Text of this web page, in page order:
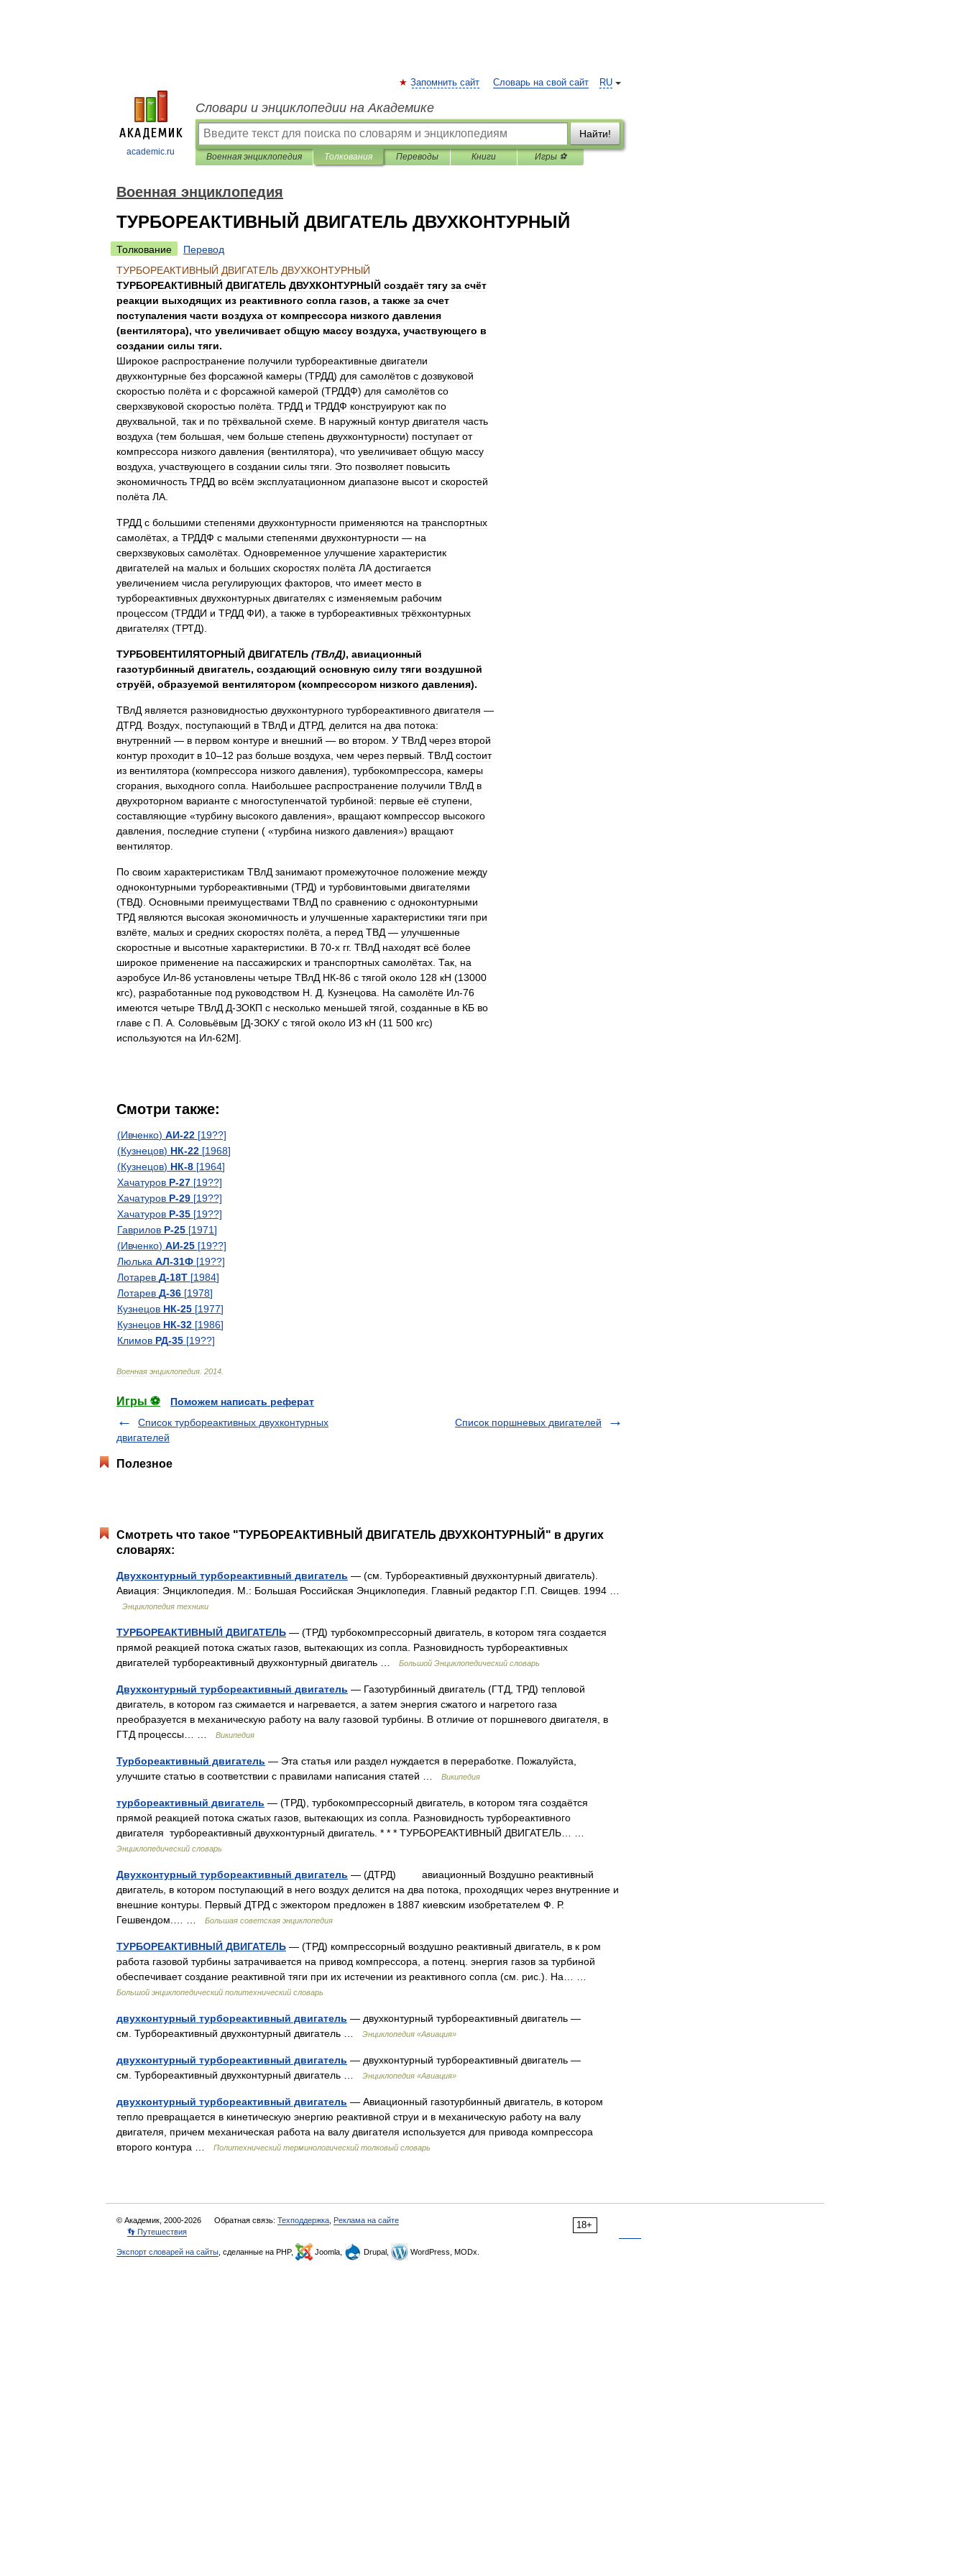
academic.ru
RU
Запомнить сайт Словарь на свой сайт
Словари и энциклопедии на Академике
Найти!
Военная энциклопедия Толкования Переводы Книги Игры ⚽
Военная энциклопедия
ТУРБОРЕАКТИВНЫЙ ДВИГАТЕЛЬ ДВУХКОНТУРНЫЙ
Толкование
Перевод
ТУРБОРЕАКТИВНЫЙ ДВИГАТЕЛЬ ДВУХКОНТУРНЫЙ
ТУРБОРЕАКТИВНЫЙ ДВИГАТЕЛЬ ДВУХКОНТУРНЫЙ создаёт тягу за счёт
реакции выходящих из реактивного сопла газов, а также за счет
поступаления части воздуха от компрессора низкого давления
(вентилятора), что увеличивает общую массу воздуха, участвующего в
создании силы тяги.
Широкое распространение получили турбореактивные двигатели
двухконтурные без форсажной камеры (ТРДД) для самолётов с дозвуковой
скоростью полёта и с форсажной камерой (ТРДДФ) для самолётов со
сверхзвуковой скоростью полёта ТРДД и ТРДДФ конструируют как по
двухвальной так и по трёхвальной схеме В наружный контур двигателя часть
воздуха (тем большая чем больше степень двухконтурности) поступает от
компрессора низкого давления (вентилятора), что увеличивает общую массу
воздуха участвующего в создании силы тяги Это позволяет повысить
экономичность ТРДД во всём эксплуатационном диапазоне высот и скоростей
полёта ЛА
ТРДД с большими степенями двухконтурности применяются на транспортных
самолётах а ТРДДФ с малыми степенями двухконтурности — на
сверхзвуковых самолётах Одновременное улучшение характеристик
двигателей на малых и больших скоростях полёта ЛА достигается
увеличением числа регулирующих факторов что имеет место в
турбореактивных двухконтурных двигателях с изменяемым рабочим
процессом (ТРДДИ и ТРДД ФИ), а также в турбореактивных трёхконтурных
двигателях (ТРТД).
ТУРБОВЕНТИЛЯТОРНЫЙ ДВИГАТЕЛЬ (ТВлД), авиационный
газотурбинный двигатель, создающий основную силу тяги воздушной
струёй, образуемой вентилятором (компрессором низкого давления).
ТВлД является разновидностью двухконтурного турбореактивного двигателя —
ДТРД Воздух поступающий в ТВлД и ДТРД делится на два потока:
внутренний — в первом контуре и внешний — во втором У ТВлД через второй
контур проходит в 10–12 раз больше воздуха чем через первый ТВлД состоит
из вентилятора (компрессора низкого давления), турбокомпрессора
камеры
сгорания
выходного сопла Наибольшее распространение получили ТВлД в
двухроторном варианте с многоступенчатой турбиной: первые её ступени
составляющие «турбину высокого давления», вращают компрессор высокого
давления
последние ступени ( «турбина низкого давления») вращают
вентилятор
По своим характеристикам ТВлД занимают промежуточное положение между
одноконтурными турбореактивными (ТРД) и турбовинтовыми двигателями
(ТВД). Основными преимуществами ТВлД по сравнению с одноконтурными
ТРД являются высокая экономичность и улучшенные характеристики тяги при
взлёте малых и средних скоростях полёта а перед ТВД — улучшенные
скоростные и высотные характеристики В 70-х гг. ТВлД находят всё более
широкое применение на пассажирских и транспортных самолётах Так на
аэробусе Ил-86 установлены четыре ТВлД НК-86 с тягой около 128 кН (13000
кгс), разработанные под руководством Н Д Кузнецова На самолёте Ил-76
имеются четыре ТВлД Д-ЗОКП с несколько меньшей тягой созданные в КБ во
главе с П А Соловьёвым [Д-ЗОКУ с тягой около ИЗ кН (11 500 кгс)
используются на Ил-62М].
Смотри также:
(Ивченко) АИ-22 [19??]
(Кузнецов) НК-22 [1968]
(Кузнецов) НК-8 [1964]
Хачатуров Р-27 [19??]
Хачатуров Р-29 [19??]
Хачатуров Р-35 [19??]
Гаврилов Р-25 [1971]
(Ивченко) АИ-25 [19??]
Люлька АЛ-31Ф [19??]
Лотарев Д-18Т [1984]
Лотарев Д-36 [1978]
Кузнецов НК-25 [1977]
Кузнецов НК-32 [1986]
Климов РД-35 [19??]
Военная энциклопедия 2014
Игры ⚽
Поможем написать реферат
Список турбореактивных двухконтурных
двигателей
Список поршневых двигателей
Полезное
Смотреть что такое "ТУРБОРЕАКТИВНЫЙ ДВИГАТЕЛЬ ДВУХКОНТУРНЫЙ" в других
словарях:
Двухконтурный турбореактивный двигатель — (см. Турбореактивный двухконтурный двигатель).
Авиация: Энциклопедия. М.: Большая Российская Энциклопедия. Главный редактор Г.П. Свищев. 1994 …
Энциклопедия техники
ТУРБОРЕАКТИВНЫЙ ДВИГАТЕЛЬ — (ТРД) турбокомпрессорный двигатель, в котором тяга создается
прямой реакцией потока сжатых газов, вытекающих из сопла. Разновидность турбореактивных
двигателей турбореактивный двухконтурный двигатель …
Большой Энциклопедический словарь
Двухконтурный турбореактивный двигатель — Газотурбинный двигатель (ГТД, ТРД) тепловой
двигатель, в котором газ сжимается и нагревается, а затем энергия сжатого и нагретого газа
преобразуется в механическую работу на валу газовой турбины. В отличие от поршневого двигателя, в
ГТД процессы… …
Википедия
Турбореактивный двигатель — Эта статья или раздел нуждается в переработке. Пожалуйста,
улучшите статью в соответствии с правилами написания статей …
Википедия
турбореактивный двигатель — (ТРД), турбокомпрессорный двигатель, в котором тяга создаётся
прямой реакцией потока сжатых газов, вытекающих из сопла. Разновидность турбореактивного
двигателя турбореактивный двухконтурный двигатель. * * * ТУРБОРЕАКТИВНЫЙ ДВИГАТЕЛЬ… …
Энциклопедический словарь
Двухконтурный турбореактивный двигатель — (ДТРД) авиационный Воздушно реактивный
двигатель, в котором поступающий в него воздух делится на два потока, проходящих через внутренние и
внешние контуры. Первый ДТРД с эжектором предложен в 1887 киевским изобретателем Ф. Р.
Гешвендом.… …
Большая советская энциклопедия
ТУРБОРЕАКТИВНЫЙ ДВИГАТЕЛЬ — (ТРД) компрессорный воздушно реактивный двигатель, в к ром
работа газовой турбины затрачивается на привод компрессора, а потенц. энергия газов за турбиной
обеспечивает создание реактивной тяги при их истечении из реактивного сопла (см. рис.). На… …
Большой энциклопедический политехнический словарь
двухконтурный турбореактивный двигатель — двухконтурный турбореактивный двигатель —
см. Турбореактивный двухконтурный двигатель …
Энциклопедия «Авиация»
двухконтурный турбореактивный двигатель — двухконтурный турбореактивный двигатель —
см. Турбореактивный двухконтурный двигатель …
Энциклопедия «Авиация»
двухконтурный турбореактивный двигатель — Авиационный газотурбинный двигатель, в котором
тепло превращается в кинетическую энергию реактивной струи и в механическую работу на валу
двигателя, причем механическая работа на валу двигателя используется для привода компрессора
второго контура …
Политехнический терминологический толковый словарь
18+
© Академик, 2000-2026 Обратная связь: Техподдержка Реклама на сайте
👣 Путешествия
Экспорт словарей на сайты , сделанные на PHP, Joomla, Drupal, WordPress, MODx.